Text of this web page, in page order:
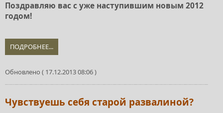
Поздравляю вас с уже наступившим новым 2012
годом!
ПОДРОБНЕЕ...
Обновлено ( 17.12.2013 08:06 )
Чувствуешь себя старой развалиной?